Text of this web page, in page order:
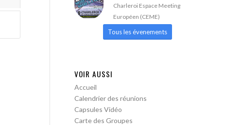
Charleroi Espace Meeting
Européen (CEME)
Tous les évenements
VOIR AUSSI
Accueil
Calendrier des réunions
Capsules Vidéo
Carte des Groupes